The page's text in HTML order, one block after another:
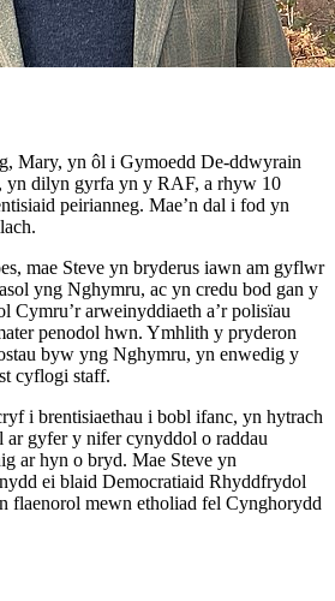
Mary, yn ôl i Gymoedd De-ddwyrain
yn dilyn gyrfa yn y RAF, a rhyw 10
peirianneg. Mae’n dal i fod yn
mae Steve yn bryderus iawn am gyflwr
yng Nghymru, ac yn credu bod gan y
Cymru’r arweinyddiaeth a’r polisïau
penodol hwn. Ymhlith y pryderon
byw yng Nghymru, yn enwedig y
cyflogi staff.
i brentisiaethau i bobl ifanc, yn hytrach
ar gyfer y nifer cynyddol o raddau
ar hyn o bryd. Mae Steve yn
ei blaid Democratiaid Rhyddfrydol
flaenorol mewn etholiad fel Cynghorydd